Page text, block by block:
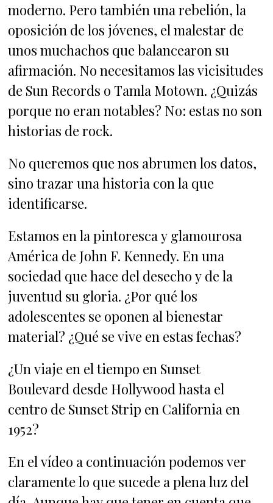
moderno. Pero también una rebelión, la
oposición de los jóvenes, el malestar de
unos muchachos que balancearon su
afirmación. No necesitamos las vicisitudes
de Sun Records o Tamla Motown. ¿Quizás
porque no eran notables? No: estas no son
historias de rock.
No queremos que nos abrumen los datos,
sino trazar una historia con la que
identificarse.
Estamos en la pintoresca y glamourosa
América de John F. Kennedy. En una
sociedad que hace del desecho y de la
juventud su gloria. ¿Por qué los
adolescentes se oponen al bienestar
material? ¿Qué se vive en estas fechas?
¿Un viaje en el tiempo en Sunset
Boulevard desde Hollywood hasta el
centro de Sunset Strip en California en
1952?
En el vídeo a continuación podemos ver
claramente lo que sucede a plena luz del